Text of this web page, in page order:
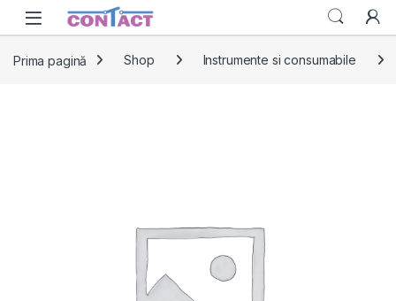
Skip to navigation
Skip to content
Prima pagină Shop Instrumente si consumabile